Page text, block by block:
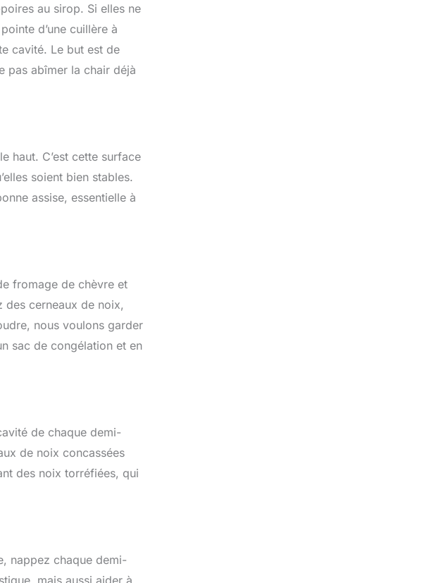
au sirop. Si elles ne
d’une cuillère à
cavité. Le but est de
pas abîmer la chair déjà
haut. C’est cette surface
soient bien stables.
assise, essentielle à
fromage de chèvre et
des cerneaux de noix,
nous voulons garder
sac de congélation et en
de chaque demi-
de noix concassées
des noix torréfiées, qui
nappez chaque demi-
mais aussi aider à